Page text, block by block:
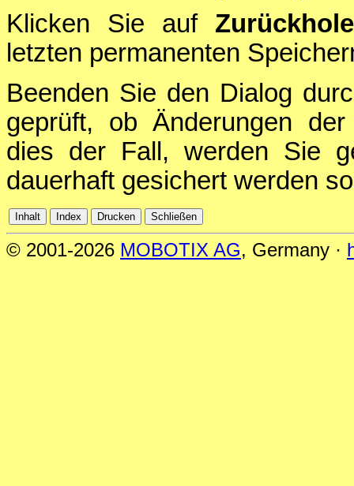
Klicken Sie auf
letzten permanenten
Beenden Sie den Dialog
geprüft, ob Änderungen
dies der Fall, werden Sie
dauerhaft gesichert werden
© 2001-2026 MOBOTIX AG, Germany ·